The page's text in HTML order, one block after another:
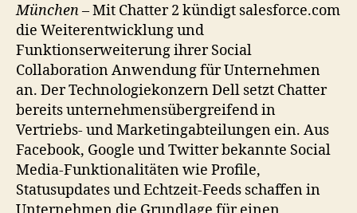
München– Mit Chatter 2 kündigt salesforce.com
die Weiterentwicklung und
Funktionserweiterung ihrer Social
Collaboration Anwendung für Unternehmen
an. Der Technologiekonzern Dell setzt Chatter
bereits unternehmensübergreifend in
Vertriebs- und Marketingabteilungen ein. Aus
Facebook, Google und Twitter bekannte Social
Media-Funktionalitäten wie Profile,
Statusupdates und Echtzeit-Feeds schaffen in